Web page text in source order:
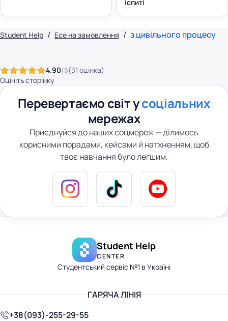
іспиті
Student Help Есе на замовлення з цивільного процесу
4.90/5(31 оцінка)
Оцініть сторінку
Перевертаємо світ усоціальних
мережах
Приєднуйся до наших соцмереж — ділимось
корисними порадами, кейсами й натхненням, щоб
твоє навчання було легшим.
Student Help
CENTER
Студентський сервіс №1 в Україні
ГАРЯЧА ЛІНІЯ
+38(093)-255-29-55